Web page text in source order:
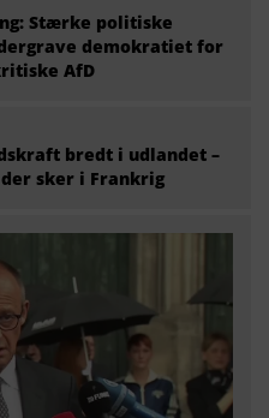
Stærke politiske
demokratiet for
AfD
bredt i udlandet –
sker i Frankrig